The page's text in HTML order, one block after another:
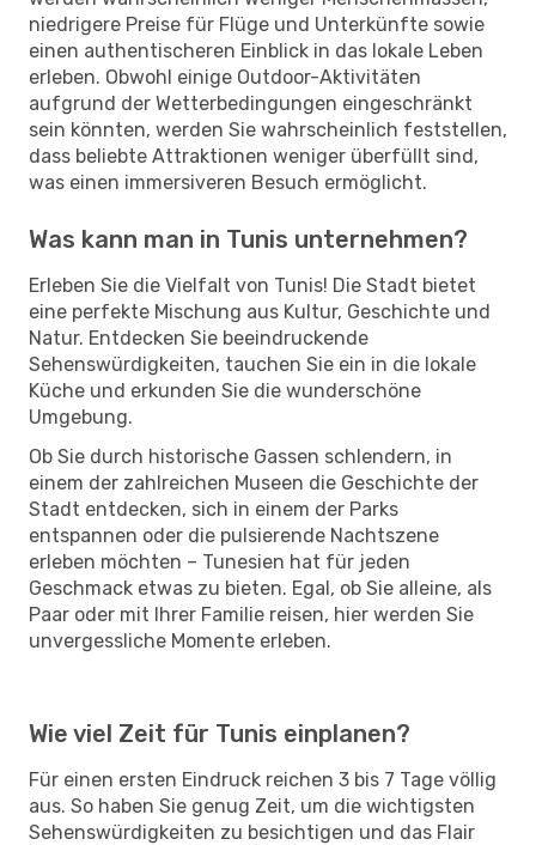
niedrigere Preise für Flüge und Unterkünfte sowie
einen authentischeren Einblick in das lokale Leben
erleben. Obwohl einige Outdoor-Aktivitäten
aufgrund der Wetterbedingungen eingeschränkt
sein könnten, werden Sie wahrscheinlich feststellen,
dass beliebte Attraktionen weniger überfüllt sind,
was einen immersiveren Besuch ermöglicht.
Was kann man in Tunis unternehmen?
Erleben Sie die Vielfalt von Tunis! Die Stadt bietet
eine perfekte Mischung aus Kultur, Geschichte und
Natur. Entdecken Sie beeindruckende
Sehenswürdigkeiten, tauchen Sie ein in die lokale
Küche und erkunden Sie die wunderschöne
Umgebung.
Ob Sie durch historische Gassen schlendern, in
einem der zahlreichen Museen die Geschichte der
Stadt entdecken, sich in einem der Parks
entspannen oder die pulsierende Nachtszene
erleben möchten – Tunesien hat für jeden
Geschmack etwas zu bieten. Egal, ob Sie alleine, als
Paar oder mit Ihrer Familie reisen, hier werden Sie
unvergessliche Momente erleben.
Wie viel Zeit für Tunis einplanen?
Für einen ersten Eindruck reichen 3 bis 7 Tage völlig
aus. So haben Sie genug Zeit, um die wichtigsten
Sehenswürdigkeiten zu besichtigen und das Flair